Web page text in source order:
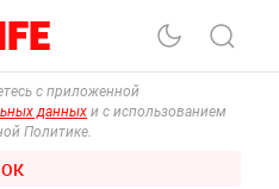
с приложенной
данных и с использованием
Политике.
ОК